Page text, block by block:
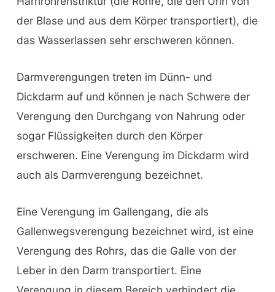
der Blase und aus dem Körper transportiert), die
das Wasserlassen sehr erschweren können.
Darmverengungen treten im Dünn- und
Dickdarm auf und können je nach Schwere der
Verengung den Durchgang von Nahrung oder
sogar Flüssigkeiten durch den Körper
erschweren. Eine Verengung im Dickdarm wird
auch als Darmverengung bezeichnet.
Eine Verengung im Gallengang, die als
Gallenwegsverengung bezeichnet wird, ist eine
Verengung des Rohrs, das die Galle von der
Leber in den Darm transportiert. Eine